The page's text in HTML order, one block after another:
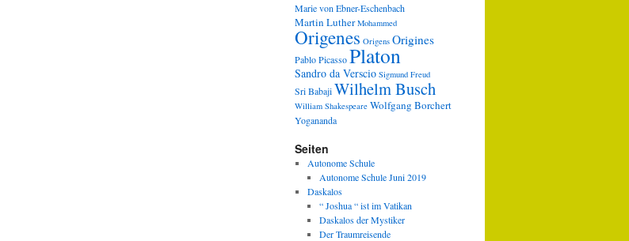
Marie von Ebner-Eschenbach
Martin Luther Mohammed
Origenes Origens Origines
Pablo PicassoPlaton
Sandro da Verscio Sigmund Freud
Sri BabajiWilhelm Busch
William Shakespeare Wolfgang Borchert
Yogananda
Seiten
Autonome Schule
Autonome Schule Juni 2019
Daskalos
“ Joshua “ ist im Vatikan
Daskalos der Mystiker
Der Traumreisende